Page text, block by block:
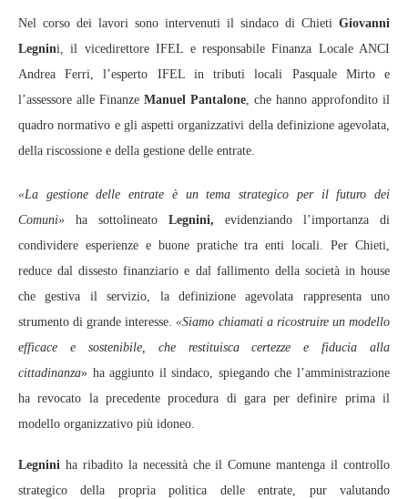
Nel corso dei lavori sono intervenuti il sindaco di Chieti Giovanni
Legnini, il vicedirettore IFEL e responsabile Finanza Locale ANCI
Andrea Ferri, l’esperto IFEL in tributi locali Pasquale Mirto e
l’assessore alle Finanze Manuel Pantalone, che hanno approfondito il
quadro normativo e gli aspetti organizzativi della definizione agevolata,
della riscossione e della gestione delle entrate.
«La gestione delle entrate è un tema strategico per il futuro dei
Comuni» ha sottolineato Legnini, evidenziando l’importanza di
condividere esperienze e buone pratiche tra enti locali. Per Chieti,
reduce dal dissesto finanziario e dal fallimento della società in house
che gestiva il servizio, la definizione agevolata rappresenta uno
strumento di grande interesse. «Siamo chiamati a ricostruire un modello
efficace e sostenibile, che restituisca certezze e fiducia alla
cittadinanza» ha aggiunto il sindaco, spiegando che l’amministrazione
ha revocato la precedente procedura di gara per definire prima il
modello organizzativo più idoneo.
Legnini ha ribadito la necessità che il Comune mantenga il controllo
strategico della propria politica delle entrate, pur valutando